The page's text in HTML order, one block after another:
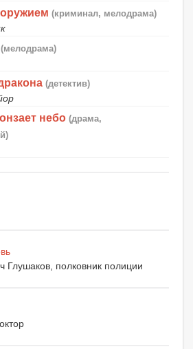
(криминал, мелодрама)
(мелодрама)
(детектив)
небо (драма,
Глушаков, полковник полиции